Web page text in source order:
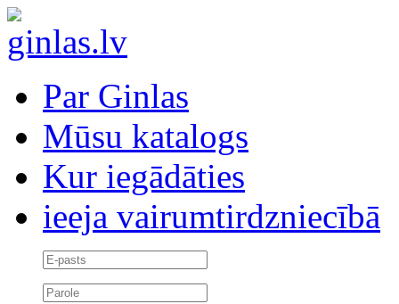
Par Ginlas
Mūsu katalogs
Kur iegādāties
ieeja vairumtirdzniecībā